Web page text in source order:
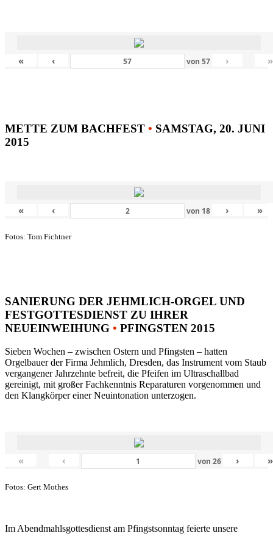
« ‹ von57 › »
METTE ZUM BACHFEST • SAMSTAG, 20. JUNI
2015
« ‹ von 18 › »
Fotos: Tom Fichtner
SANIERUNG DER JEHMLICH-ORGEL UND
FESTGOTTESDIENST ZU IHRER
NEUEINWEIHUNG • PFINGSTEN 2015
Sieben Wochen – zwischen Ostern und Pfingsten – hatten
Orgelbauer der Firma Jehmlich, Dresden, das Instrument vom Staub
vergangener Jahrzehnte befreit, die Pfeifen im Ultraschallbad
gereinigt, mit großer Fachkenntnis Reparaturen vorgenommen und
den Klangkörper einer Neuintonation unterzogen.
« ‹ von 26 › »
Fotos: Gert Mothes
Im Abendmahlsgottesdienst am Pfingstsonntag feierte unsere